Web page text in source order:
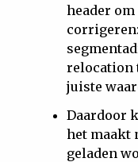
header
relocation
juiste
Daardoor
het maakt
geladen